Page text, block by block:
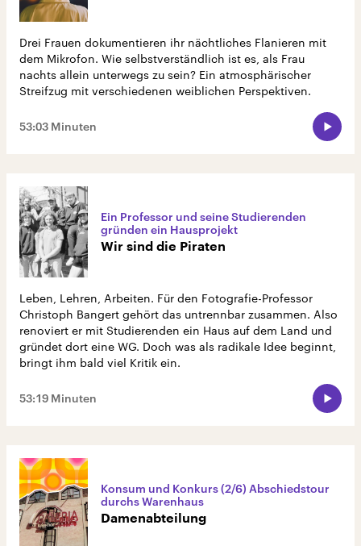
Drei Frauen dokumentieren ihr nächtliches Flanieren mit
dem Mikrofon. Wie selbstverständlich ist es, als Frau
nachts allein unterwegs zu sein? Ein atmosphärischer
Streifzug mit verschiedenen weiblichen Perspektiven.
53:03 Minuten
Ein Professor und seine Studierenden
gründen ein Hausprojekt
Wir sind die Piraten
Leben, Lehren, Arbeiten. Für den Fotografie-Professor
Christoph Bangert gehört das untrennbar zusammen. Also
renoviert er mit Studierenden ein Haus auf dem Land und
gründet dort eine WG. Doch was als radikale Idee beginnt,
bringt ihm bald viel Kritik ein.
53:19 Minuten
Konsum und Konkurs (2/6) Abschiedstour
durchs Warenhaus
Damenabteilung